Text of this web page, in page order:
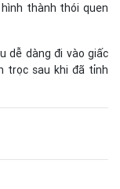
thành thói quen
dễ dàng đi vào giấc
trọc sau khi đã tỉnh